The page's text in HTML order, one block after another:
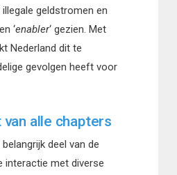
geldstromen en
‘enabler‘ gezien. Met
Nederland dit te
gevolgen heeft voor
alle chapters
deel van de
interactie met diverse